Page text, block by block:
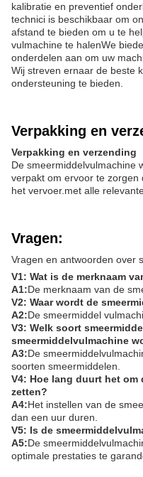
kalibratie en preventief
technici is beschikbaar om
afstand te bieden om u te
vulmachine te halenWe
onderdelen aan om uw
Wij streven ernaar de beste
ondersteuning te bieden.
Verpakking en
Verpakking en verzending
De smeermiddelvulmachine
verpakt om ervoor te
het vervoer.met alle
Vragen:
Vragen en antwoorden over
V1: Wat is de merknaam
A1:De merknaam van de
V2: Waar wordt de
A2:De smeermiddel
V3: Welk soort
smeermiddelvulmachine
A3:De
soorten smeermiddelen.
V4: Hoe lang duurt het
zetten?
A4:Het instellen van de
dan een uur duren.
V5: Is de
A5:De
optimale prestaties te